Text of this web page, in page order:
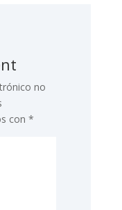
no
con *